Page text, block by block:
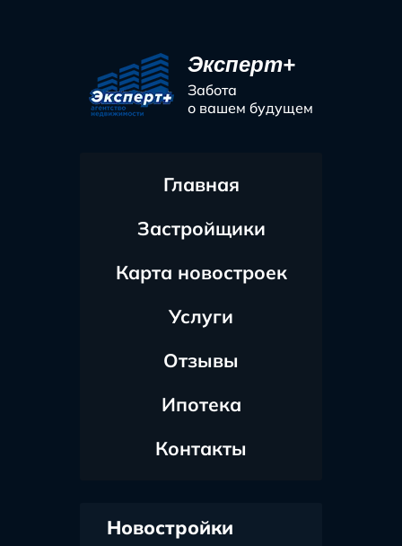
Эксперт+
Забота
о вашем будущем
Главная
Застройщики
Карта новостроек
Услуги
Отзывы
Ипотека
Контакты
Новостройки